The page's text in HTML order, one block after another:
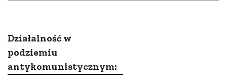
Działalność w
podziemiu
antykomunistycznym: